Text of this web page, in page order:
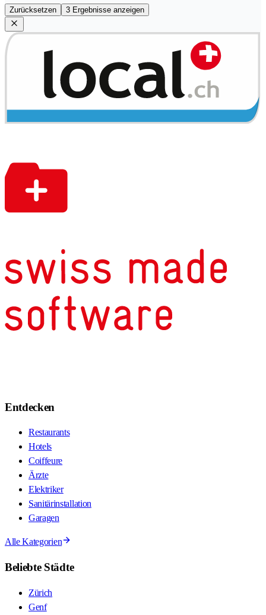
Zurücksetzen 3 Ergebnisse anzeigen
Entdecken
Restaurants
Hotels
Coiffeure
Ärzte
Elektriker
Sanitärinstallation
Garagen
Alle Kategorien
Beliebte Städte
Zürich
Genf